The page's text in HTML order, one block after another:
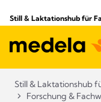
Still & Laktationshub für
Still & Laktationshub
Forschung &